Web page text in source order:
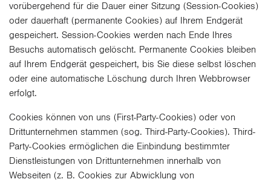
vorübergehend für die Dauer einer Sitzung (Session-Cookies)
oder dauerhaft (permanente Cookies) auf Ihrem Endgerät
gespeichert. Session-Cookies werden nach Ende Ihres
Besuchs automatisch gelöscht. Permanente Cookies bleiben
auf Ihrem Endgerät gespeichert, bis Sie diese selbst löschen
oder eine automatische Löschung durch Ihren Webbrowser
erfolgt.
Cookies können von uns (First-Party-Cookies) oder von
Drittunternehmen stammen (sog. Third-Party-Cookies). Third-
Party-Cookies ermöglichen die Einbindung bestimmter
Dienstleistungen von Drittunternehmen innerhalb von
Webseiten (z. B. Cookies zur Abwicklung von